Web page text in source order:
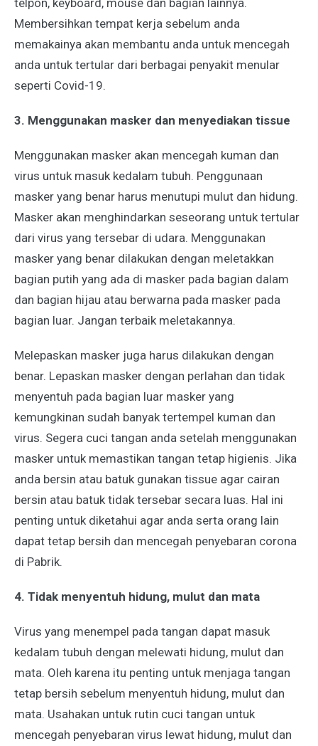
telpon, keyboard, mouse dan bagian lainnya.
Membersihkan tempat kerja sebelum anda
memakainya akan membantu anda untuk mencegah
anda untuk tertular dari berbagai penyakit menular
seperti Covid-19.
3. Menggunakan masker dan menyediakan tissue
Menggunakan masker akan mencegah kuman dan
virus untuk masuk kedalam tubuh. Penggunaan
masker yang benar harus menutupi mulut dan hidung.
Masker akan menghindarkan seseorang untuk tertular
dari virus yang tersebar di udara. Menggunakan
masker yang benar dilakukan dengan meletakkan
bagian putih yang ada di masker pada bagian dalam
dan bagian hijau atau berwarna pada masker pada
bagian luar. Jangan terbaik meletakannya.
Melepaskan masker juga harus dilakukan dengan
benar. Lepaskan masker dengan perlahan dan tidak
menyentuh pada bagian luar masker yang
kemungkinan sudah banyak tertempel kuman dan
virus. Segera cuci tangan anda setelah menggunakan
masker untuk memastikan tangan tetap higienis. Jika
anda bersin atau batuk gunakan tissue agar cairan
bersin atau batuk tidak tersebar secara luas. Hal ini
penting untuk diketahui agar anda serta orang lain
dapat tetap bersih dan mencegah penyebaran corona
di Pabrik.
4. Tidak menyentuh hidung, mulut dan mata
Virus yang menempel pada tangan dapat masuk
kedalam tubuh dengan melewati hidung, mulut dan
mata. Oleh karena itu penting untuk menjaga tangan
tetap bersih sebelum menyentuh hidung, mulut dan
mata. Usahakan untuk rutin cuci tangan untuk
mencegah penyebaran virus lewat hidung, mulut dan